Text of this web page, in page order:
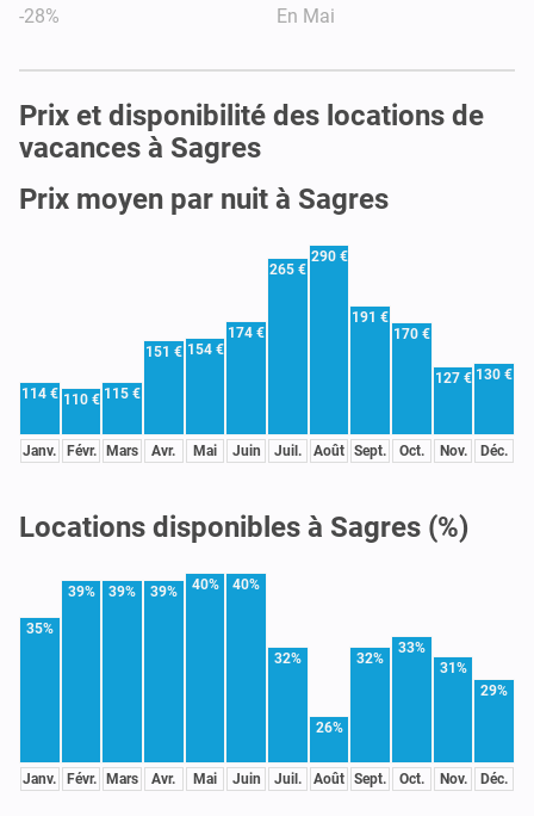
-28% En Mai
Prix et disponibilité des locations de
vacances à Sagres
Prix moyen par nuit à Sagres
114 €
Janv.
110 €
Févr.
115 €
Mars
151 €
Avr.
154 €
Mai
174 €
Juin
265 €
Juil.
290 €
Août
191 €
Sept.
170 €
Oct.
127 €
Nov.
130 €
Déc.
Locations disponibles à Sagres (%)
35%
Janv.
39%
Févr.
39%
Mars
39%
Avr.
40%
Mai
40%
Juin
32%
Juil.
26%
Août
32%
Sept.
33%
Oct.
31%
Nov.
29%
Déc.